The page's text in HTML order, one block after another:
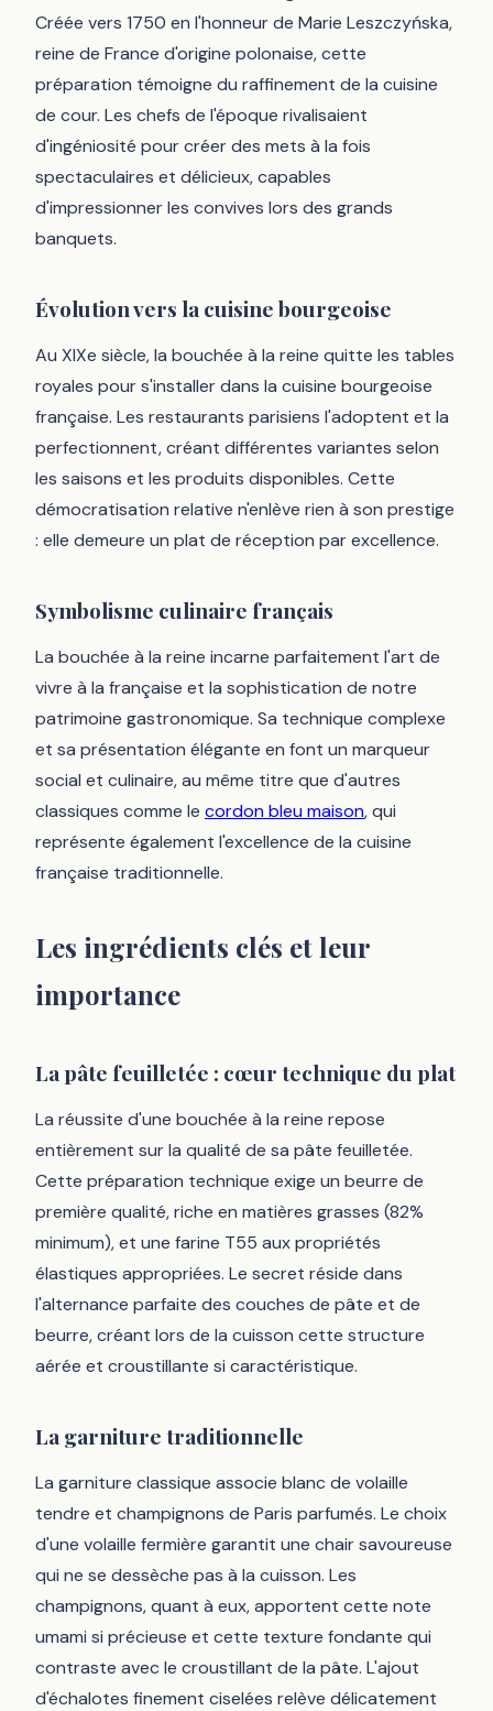
Créée vers 1750 en l'honneur de Marie Leszczyńska,
reine de France d'origine polonaise, cette
préparation témoigne du raffinement de la cuisine
de cour. Les chefs de l'époque rivalisaient
d'ingéniosité pour créer des mets à la fois
spectaculaires et délicieux, capables
d'impressionner les convives lors des grands
banquets.
Évolution vers la cuisine bourgeoise
Au XIXe siècle, la bouchée à la reine quitte les tables
royales pour s'installer dans la cuisine bourgeoise
française. Les restaurants parisiens l'adoptent et la
perfectionnent, créant différentes variantes selon
les saisons et les produits disponibles. Cette
démocratisation relative n'enlève rien à son prestige
: elle demeure un plat de réception par excellence.
Symbolisme culinaire français
La bouchée à la reine incarne parfaitement l'art de
vivre à la française et la sophistication de notre
patrimoine gastronomique. Sa technique complexe
et sa présentation élégante en font un marqueur
social et culinaire, au même titre que d'autres
classiques comme le cordon bleu maison, qui
représente également l'excellence de la cuisine
française traditionnelle.
Les ingrédients clés et leur
importance
La pâte feuilletée : cœur technique du plat
La réussite d'une bouchée à la reine repose
entièrement sur la qualité de sa pâte feuilletée.
Cette préparation technique exige un beurre de
première qualité, riche en matières grasses (82%
minimum), et une farine T55 aux propriétés
élastiques appropriées. Le secret réside dans
l'alternance parfaite des couches de pâte et de
beurre, créant lors de la cuisson cette structure
aérée et croustillante si caractéristique.
La garniture traditionnelle
La garniture classique associe blanc de volaille
tendre et champignons de Paris parfumés. Le choix
d'une volaille fermière garantit une chair savoureuse
qui ne se dessèche pas à la cuisson. Les
champignons, quant à eux, apportent cette note
umami si précieuse et cette texture fondante qui
contraste avec le croustillant de la pâte. L'ajout
d'échalotes finement ciselées relève délicatement